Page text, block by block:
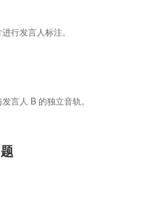
行发言人标注。
言人 B 的独立音轨。